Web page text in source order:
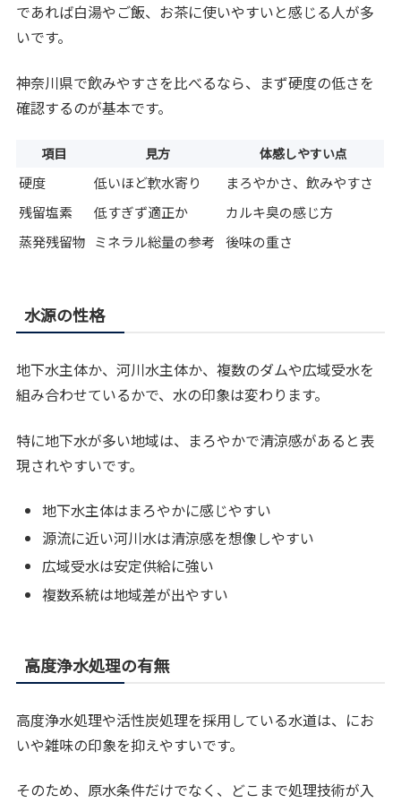
であれば白湯やご飯、お茶に使いやすいと感じる人が多
いです。
神奈川県で飲みやすさを比べるなら、まず硬度の低さを
確認するのが基本です。
項目 見方 体感しやすい点
硬度 低いほど軟水寄り
まろやかさ、飲みやすさ
残留塩素
低すぎず適正か
カルキ臭の感じ方
蒸発残留物 ミネラル総量の参考 後味の重さ
水源の性格
地下水主体か、河川水主体か、複数のダムや広域受水を
組み合わせているかで、水の印象は変わります。
特に地下水が多い地域は、まろやかで清涼感があると表
現されやすいです。
地下水主体はまろやかに感じやすい
源流に近い河川水は清涼感を想像しやすい
広域受水は安定供給に強い
複数系統は地域差が出やすい
高度浄水処理の有無
高度浄水処理や活性炭処理を採用している水道は、にお
いや雑味の印象を抑えやすいです。
そのため、原水条件だけでなく、どこまで処理技術が入